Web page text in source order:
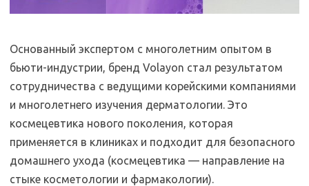
Основанный экспертом с многолетним опытом в
бьюти-индустрии, бренд Volayon стал результатом
сотрудничества с ведущими корейскими компаниями
и многолетнего изучения дерматологии. Это
космецевтика нового поколения, которая
применяется в клиниках и подходит для безопасного
домашнего ухода (космецевтика — направление на
стыке косметологии и фармакологии).